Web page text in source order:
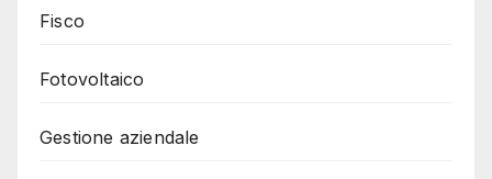
Fisco
Fotovoltaico
Gestione aziendale